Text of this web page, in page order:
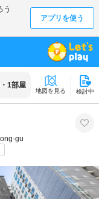
・ 1部屋
地図を見る 検討中
gu